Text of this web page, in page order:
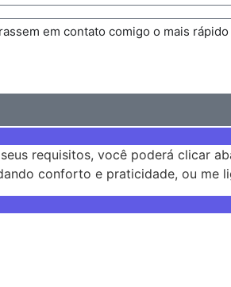
requisitos, você poderá clicar
conforto e praticidade, ou me